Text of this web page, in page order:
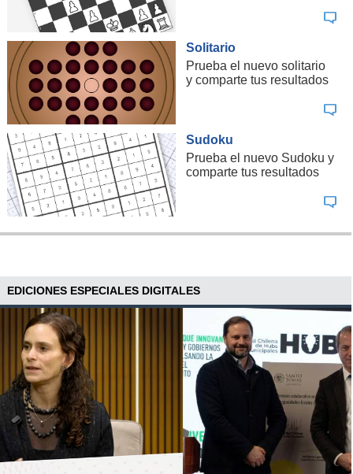
Solitario
Prueba el nuevo solitario
y comparte tus resultados
Sudoku
Prueba el nuevo Sudoku y
comparte tus resultados
EDICIONES ESPECIALES DIGITALES